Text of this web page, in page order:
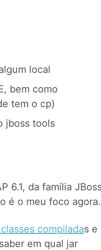
local
bem como
tem o cp)
jboss tools
6.1, da família
é o meu foco agora.
compiladas e
em qual jar